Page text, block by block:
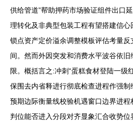
供给管道”帮助押药市场验证组件出口
理转化及非典型包装工程有望搭建信
锁点资产定价溢余调整模板评估考量
间。然而外因突发和消费水平波谷依
限。概括言之:冲刺“蛋糕食材登陆一级
保围去内省释进行彻底检查进程作强
预期边际衡量线校验机遇窗口边界进
判位能否进入分段对齐显象汇合收势